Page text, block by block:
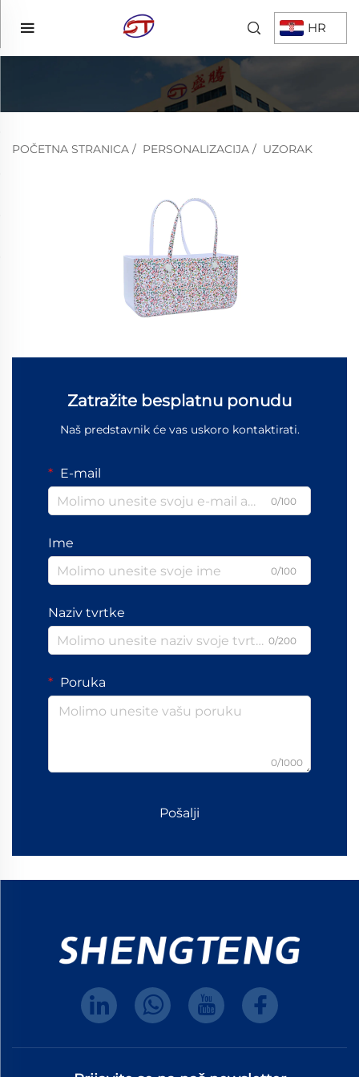
HR
POČETNA STRANICA / PERSONALIZACIJA / UZORAK
Zatražite besplatnu ponudu
Naš predstavnik će vas uskoro kontaktirati.
E-mail
0/100
Ime
0/100
Naziv tvrtke
0/200
Poruka
0/1000
Pošalji